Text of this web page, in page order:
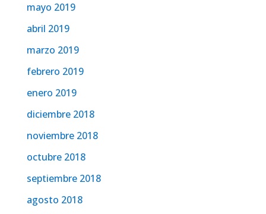
mayo 2019
abril 2019
marzo 2019
febrero 2019
enero 2019
diciembre 2018
noviembre 2018
octubre 2018
septiembre 2018
agosto 2018